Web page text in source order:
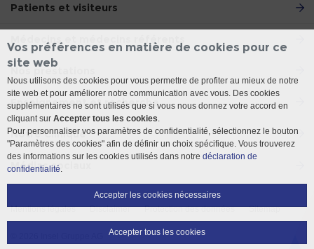
Patients et visiteurs
Médecins et médecins référents
Nos prestations
Enseignement et recherche
Notre Clinique
Médias sociaux
Mentions légales Disclaimer Protection des données Sitemap
Vos préférences en matière de cookies pour ce
site web
Nous utilisons des cookies pour vous permettre de profiter au mieux de notre
site web et pour améliorer notre communication avec vous. Des cookies
supplémentaires ne sont utilisés que si vous nous donnez votre accord en
cliquant sur Accepter tous les cookies.
Pour personnaliser vos paramètres de confidentialité, sélectionnez le bouton
"Paramètres des cookies" afin de définir un choix spécifique. Vous trouverez
des informations sur les cookies utilisés dans notre déclaration de
confidentialité.
Accepter les cookies nécessaires
Accepter tous les cookies